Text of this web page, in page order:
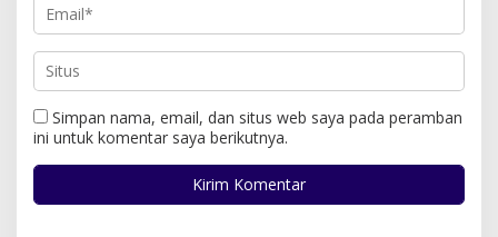
Simpan nama, email, dan situs web saya pada peramban
ini untuk komentar saya berikutnya.